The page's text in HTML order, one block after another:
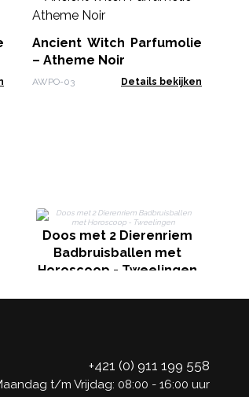
Ancient Witch Parfumolie
– Atheme Noir
AWPO-03 Details bekijken
Doos met 2 Dierenriem
Badbruisballen met
Horoscoop - Tweelingen
+421 (0) 911 199 558
t/m Vrijdag: 08:00 - 16:00 uur